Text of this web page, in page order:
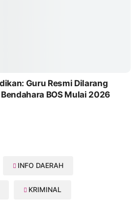
Guru Resmi Dilarang
BOS Mulai 2026
INFO DAERAH
KRIMINAL